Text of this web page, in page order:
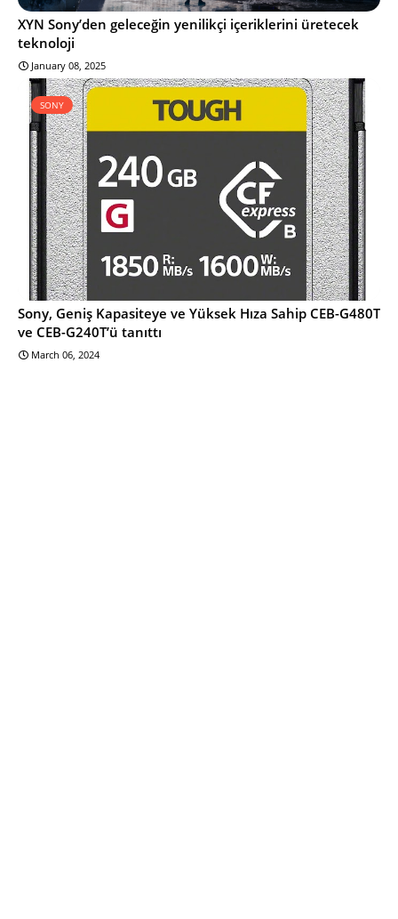
XYN Sony’den geleceğin yenilikçi içeriklerini üretecek
teknoloji
January 08, 2025
SONY
Sony, Geniş Kapasiteye ve Yüksek Hıza Sahip CEB-G480T
ve CEB-G240T’ü tanıttı
March 06, 2024